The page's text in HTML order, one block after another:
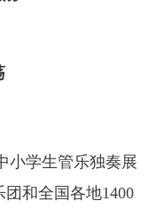
学生管乐独奏展
和全国各地1400